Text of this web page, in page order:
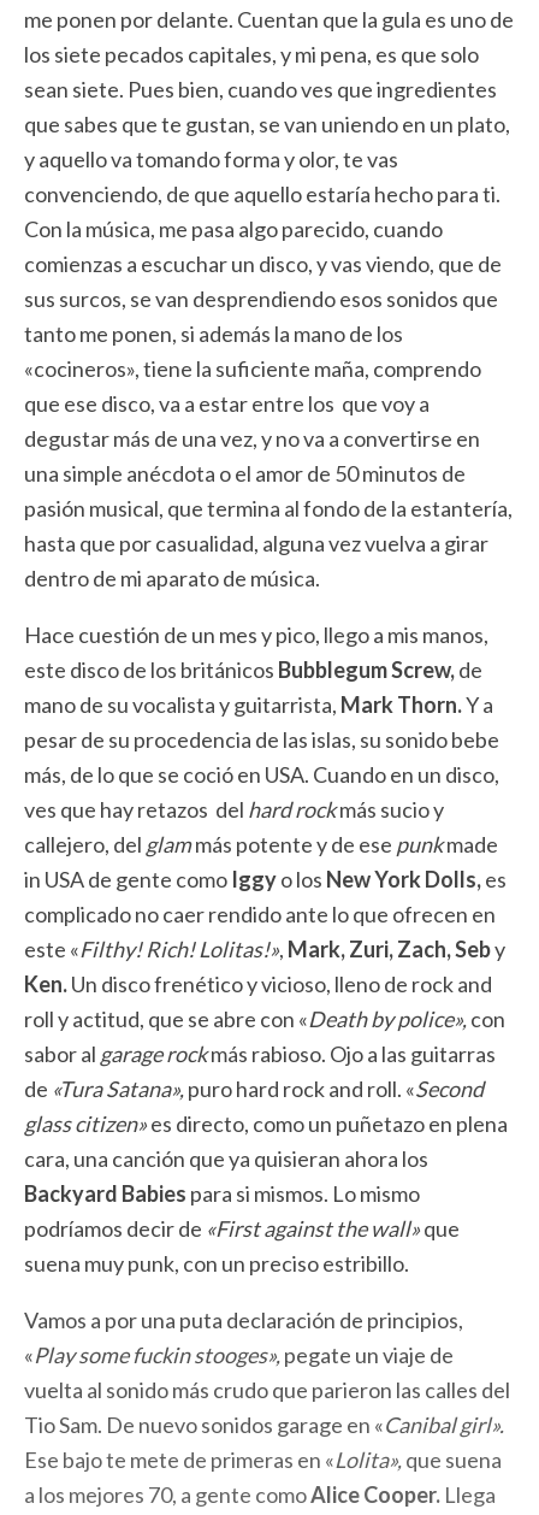
me ponen por delante. Cuentan que la gula es uno de
los siete pecados capitales, y mi pena, es que solo
sean siete. Pues bien, cuando ves que ingredientes
que sabes que te gustan, se van uniendo en un plato,
y aquello va tomando forma y olor, te vas
convenciendo, de que aquello estaría hecho para ti.
Con la música, me pasa algo parecido, cuando
comienzas a escuchar un disco, y vas viendo, que de
sus surcos, se van desprendiendo esos sonidos que
tanto me ponen, si además la mano de los
«cocineros», tiene la suficiente maña, comprendo
que ese disco, va a estar entre los que voy a
degustar más de una vez, y no va a convertirse en
una simple anécdota o el amor de 50 minutos de
pasión musical, que termina al fondo de la estantería,
hasta que por casualidad, alguna vez vuelva a girar
dentro de mi aparato de música.
Hace cuestión de un mes y pico, llego a mis manos,
este disco de los británicos Bubblegum Screw,de
mano de su vocalista y guitarrista, Mark Thorn.Y a
pesar de su procedencia de las islas, su sonido bebe
más, de lo que se coció en USA. Cuando en un disco,
ves que hay retazos del hard rockmás sucio y
callejero, del glammás potente y de ese punkmade
in USA de gente como Iggyo los New York Dolls,es
complicado no caer rendido ante lo que ofrecen en
este «Filthy! Rich! Lolitas!», Mark, Zuri, Zach, Seby
Ken.Un disco frenético y vicioso, lleno de rock and
roll y actitud, que se abre con «Death by police»,con
sabor al garage rockmás rabioso. Ojo a las guitarras
de «Tura Satana»,puro hard rock and roll. «Second
glass citizen»es directo, como un puñetazo en plena
cara, una canción que ya quisieran ahora los
Backyard Babies para si mismos. Lo mismo
podríamos decir de «First against the wall»que
suena muy punk, con un preciso estribillo.
Vamos a por una puta declaración de principios,
«Play some fuckin stooges»,pegate un viaje de
vuelta al sonido más crudo que parieron las calles del
Tio Sam. De nuevo sonidos garage en «Canibal girl».
Ese bajo te mete de primeras en «Lolita»,que suena
a los mejores 70, a gente comoAlice Cooper. Llega